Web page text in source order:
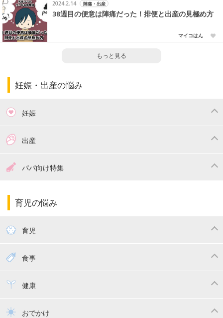
2024.2.14
陣痛・出産
38週目の便意は陣痛だった！排便と出産の見極め方
マイコはん
もっと見る
妊娠・出産の悩み
妊娠
つわり
妊娠中の食事
出産
出産準備パパ向け特集
パパ向け特集
育児の悩み
育児
赤ちゃんのお世話
寝かしつけ
トイトレ
食事
離乳食健康
乳幼児健診・予防接種
おでかけ